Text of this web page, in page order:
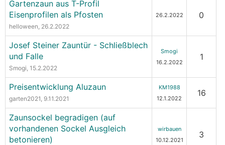
Gartenzaun aus T-Profil
Eisenprofilen als Pfosten
helloween, 26.2.2022
26.2.2022 0
Josef Steiner Zauntür - Schließblech
und Falle
Smogi, 15.2.2022
Smogi
16.2.2022
1
Preisentwicklung Aluzaun
garten2021, 9.11.2021
KM1988
12.1.2022
16
Zaunsockel begradigen (auf
vorhandenen Sockel Ausgleich
betonieren)
wirbauen
10.12.2021
3